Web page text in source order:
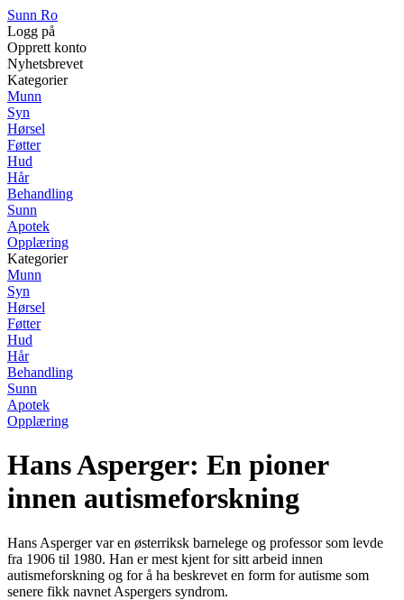
Sunn Ro
Logg på
Opprett konto
Nyhetsbrevet
Kategorier
Munn
Syn
Hørsel
Føtter
Hud
Hår
Behandling
Sunn
Apotek
Opplæring
Kategorier
Munn
Syn
Hørsel
Føtter
Hud
Hår
Behandling
Sunn
Apotek
Opplæring
Hans Asperger: En pioner
innen autismeforskning
Hans Asperger var en østerriksk barnelege og professor som levde
fra 1906 til 1980. Han er mest kjent for sitt arbeid innen
autismeforskning og for å ha beskrevet en form for autisme som
senere fikk navnet Aspergers syndrom.